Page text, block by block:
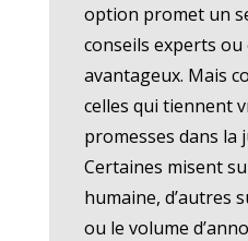
option promet un
conseils experts
avantageux. Mais
celles qui tiennent
promesses dans la
Certaines misent
humaine, d’autres
ou le volume